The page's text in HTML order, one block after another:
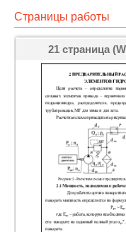
Страницы работы
21 страница